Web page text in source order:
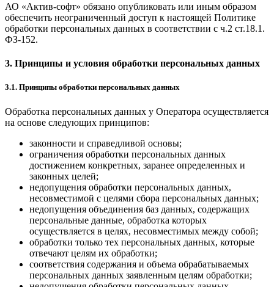
АО «Актив-софт» обязано опубликовать или иным образом
обеспечить неограниченный доступ к настоящей Политике
обработки персональных данных в соответствии с ч.2 ст.18.1.
ФЗ-152.
3. Принципы и условия обработки персональных данных
3.1. Принципы обработки персональных данных
Обработка персональных данных у Оператора осуществляется
на основе следующих принципов:
законности и справедливой основы;
ограничения обработки персональных данных
достижением конкретных, заранее определенных и
законных целей;
недопущения обработки персональных данных,
несовместимой с целями сбора персональных данных;
недопущения объединения баз данных, содержащих
персональные данные, обработка которых
осуществляется в целях, несовместимых между собой;
обработки только тех персональных данных, которые
отвечают целям их обработки;
соответствия содержания и объема обрабатываемых
персональных данных заявленным целям обработки;